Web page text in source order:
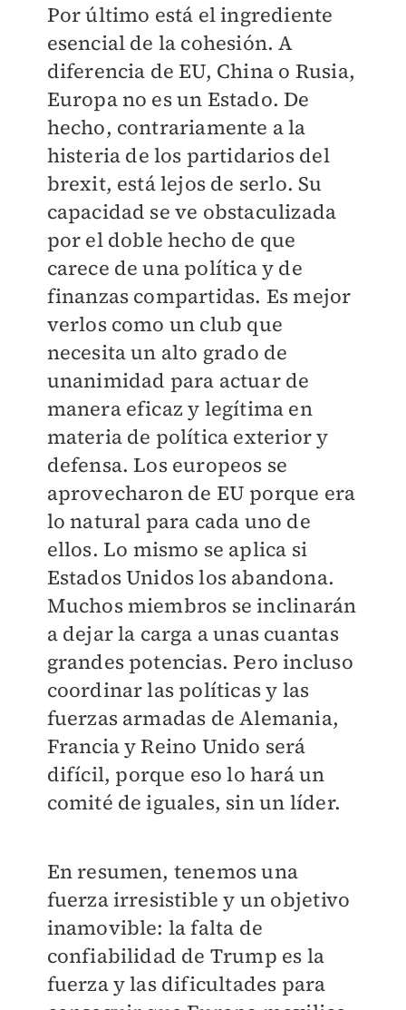
Por último está el ingrediente
esencial de la cohesión. A
diferencia de EU, China o Rusia,
Europa no es un Estado. De
hecho, contrariamente a la
histeria de los partidarios del
brexit, está lejos de serlo. Su
capacidad se ve obstaculizada
por el doble hecho de que
carece de una política y de
finanzas compartidas. Es mejor
verlos como un club que
necesita un alto grado de
unanimidad para actuar de
manera eficaz y legítima en
materia de política exterior y
defensa. Los europeos se
aprovecharon de EU porque era
lo natural para cada uno de
ellos. Lo mismo se aplica si
Estados Unidos los abandona.
Muchos miembros se inclinarán
a dejar la carga a unas cuantas
grandes potencias. Pero incluso
coordinar las políticas y las
fuerzas armadas de Alemania,
Francia y Reino Unido será
difícil, porque eso lo hará un
comité de iguales, sin un líder.
En resumen, tenemos una
fuerza irresistible y un objetivo
inamovible: la falta de
confiabilidad de Trump es la
fuerza y las dificultades para